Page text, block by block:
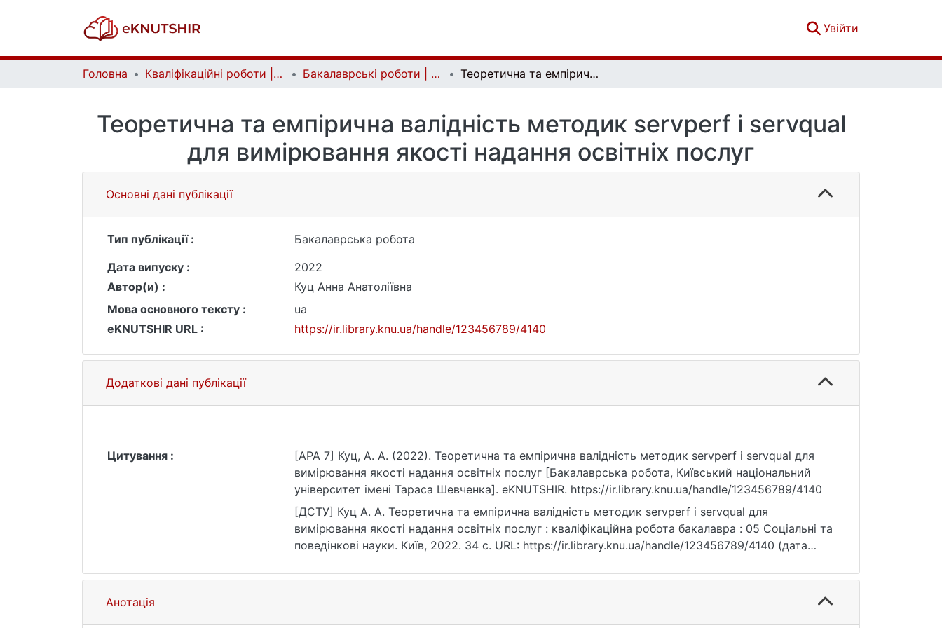
Увійти
Головна Кваліфікаційні роботи | Qualifying works Бакалаврські роботи | Bachelor theses Теоретична та емпірична валідність методик servperf і servqual для вимірювання якості надання освітніх послуг
Теоретична та емпірична валідність методик servperf і servqual
для вимірювання якості надання освітніх послуг
Основні дані публікації
Тип публікації :
Бакалаврська робота
Дата випуску :
2022
Автор(и) :
Куц Анна Анатоліївна
Мова основного тексту :
ua
eKNUTSHIR URL :
https://ir.library.knu.ua/handle/123456789/4140
Додаткові дані публікації
Цитування :
[APA 7] Куц, А. А. (2022). Теоретична та емпірична валідність методик servperf і servqual для
вимірювання якості надання освітніх послуг [Бакалаврська робота, Київський національний
університет імені Тараса Шевченка]. eKNUTSHIR. https://ir.library.knu.ua/handle/123456789/4140
[ДСТУ] Куц А. А. Теоретична та емпірична валідність методик servperf і servqual для
вимірювання якості надання освітніх послуг : кваліфікаційна робота бакалавра : 05 Соціальні та
поведінкові науки. Київ, 2022. 34 с. URL: https://ir.library.knu.ua/handle/123456789/4140 (дата
Анотація